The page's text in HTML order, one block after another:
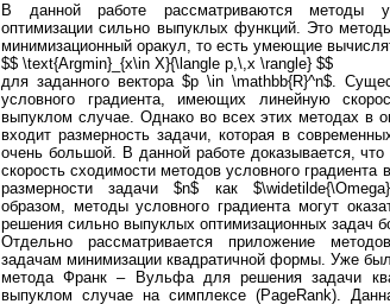
В данной работе рассматриваются методы
оптимизации сильно выпуклых функций. Это
минимизационный оракул, то есть умеющие
$$ \text{Argmin}_{x\in X}{\langle p,\,x \rangle} $$
для заданного вектора $p \in \mathbb{R}^n$.
условного градиента, имеющих линейную
выпуклом случае. Однако во всех этих методах в
входит размерность задачи, которая в
очень большой. В данной работе доказывается,
скорость сходимости методов условного градиента
размерности задачи $n$ как
образом, методы условного градиента могут
решения сильно выпуклых оптимизационных задач
Отдельно рассматривается приложение
задачам минимизации квадратичной формы. Уже
метода Франк – Вульфа для решения задачи
выпуклом случае на симплексе (PageRank).